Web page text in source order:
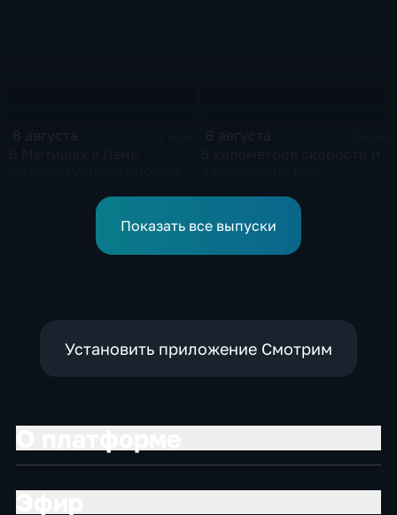
третий этап "Формулы‑4"
Показать все выпуски
Установить приложение Смотрим